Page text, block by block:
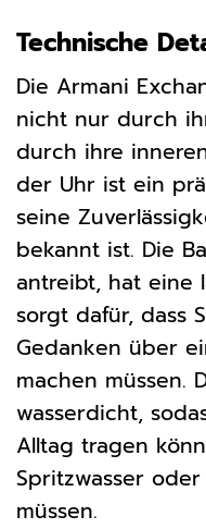
Technische
Die Armani
nicht nur durch
durch ihre
der Uhr ist ein
seine
bekannt ist. Die
antreibt, hat eine
sorgt dafür, dass
Gedanken über
machen müssen.
wasserdicht,
Alltag tragen
Spritzwasser
müssen.